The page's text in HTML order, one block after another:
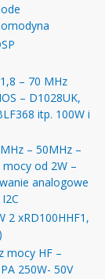
– 70 MHz
– D1028UK,
itp. 100W i
– 50MHz –
mocy od 2W –
analogowe
2 xRD100HHF1,
mocy HF –
250W- 50V